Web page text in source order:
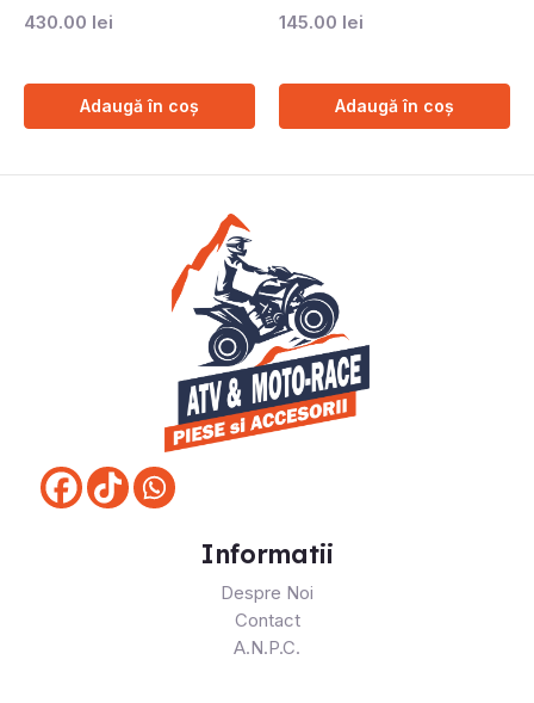
430.00 lei
Adaugă în coș
145.00 lei
Adaugă în coș
Informatii
Despre Noi
Contact
A.N.P.C.